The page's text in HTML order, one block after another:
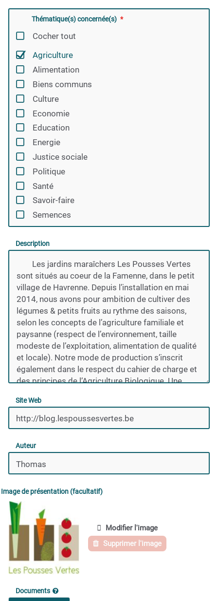
Thématique(s) concernée(s)
Cocher tout
Agriculture
Alimentation
Biens communs
Culture
Economie
Education
Energie
Justice sociale
Politique
Santé
Savoir-faire
Semences
Description
Site Web
Auteur
Image de présentation (facultatif)
Modifier l'image
Supprimer l'image
Documents